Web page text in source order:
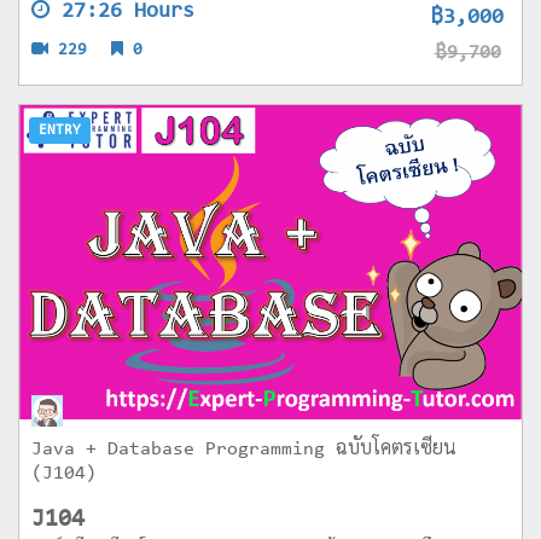
27:26 Hours ฿3,000
฿9,700
229 0
ENTRY
Java + Database Programming ฉบับโคตรเซียน
(J104)
J104